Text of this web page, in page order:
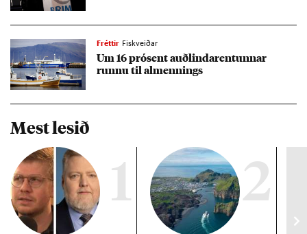
Fréttir Fiskveiðar
Um 16 pró­sent auð­lindar­ent­unn­ar
runnu til al­menn­ings
Mest lesið
1 2